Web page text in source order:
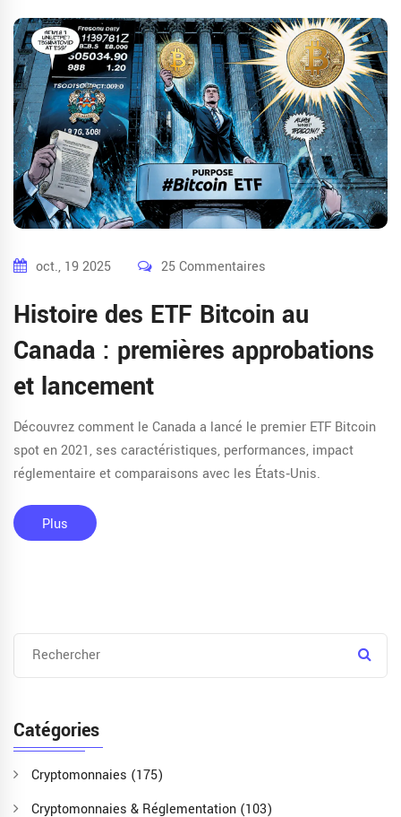
oct., 19 2025 25 Commentaires
Histoire des ETF Bitcoin au
Canada : premières approbations
et lancement
Découvrez comment le Canada a lancé le premier ETF Bitcoin
spot en 2021, ses caractéristiques, performances, impact
réglementaire et comparaisons avec les États‑Unis.
Plus
Catégories
Cryptomonnaies (175)
Cryptomonnaies & Réglementation (103)